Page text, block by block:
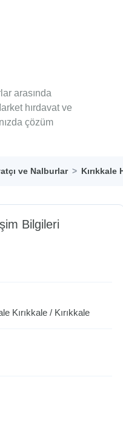
arasında
hırdavat ve
çözüm
ve Nalburlar Kırıkkale
Bilgileri
Kırıkkale / Kırıkkale